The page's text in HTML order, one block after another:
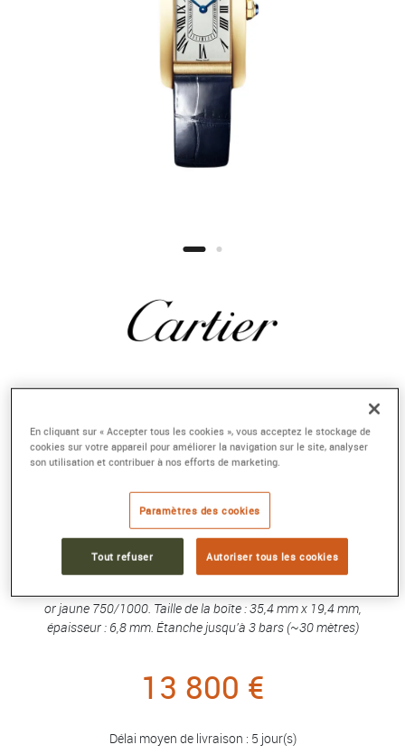
Petit modèle, mouvement à quartz, or jaune
Référence :WGTA0299
Montre Tank Américaine, petit modèle, mouvement à quartz
haute autonomie. Boîte en or jaune 750/1000, couronne à
pans ornée d'un saphir facetté. Cadran argenté satiné,
aiguilles en forme de glaive en acier bleui, glace saphir.
or jaune 750/1000. Taille de la boîte : 35,4 mm x 19,4 mm,
épaisseur : 6,8 mm. Étanche jusqu'à 3 bars (~30 mètres)
13 800 €
Délai moyen de livraison : 5 jour(s)
En cliquant sur « Accepter tous les cookies », vous acceptez le stockage de
cookies sur votre appareil pour améliorer la navigation sur le site, analyser
son utilisation et contribuer à nos efforts de marketing.
Paramètres des cookies
Tout refuser Autoriser tous les cookies